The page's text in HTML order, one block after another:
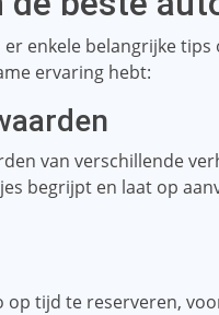
enkele belangrijke tips
ervaring hebt:
van verschillende
begrijpt en laat op
tijd te reserveren,